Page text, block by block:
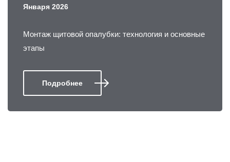
Января 2026
Монтаж щитовой опалубки: технология и основные
этапы
Подробнее